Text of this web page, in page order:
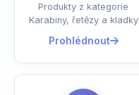
Produkty z kategorie
Karabiny, řetězy a kladky
Prohlédnout